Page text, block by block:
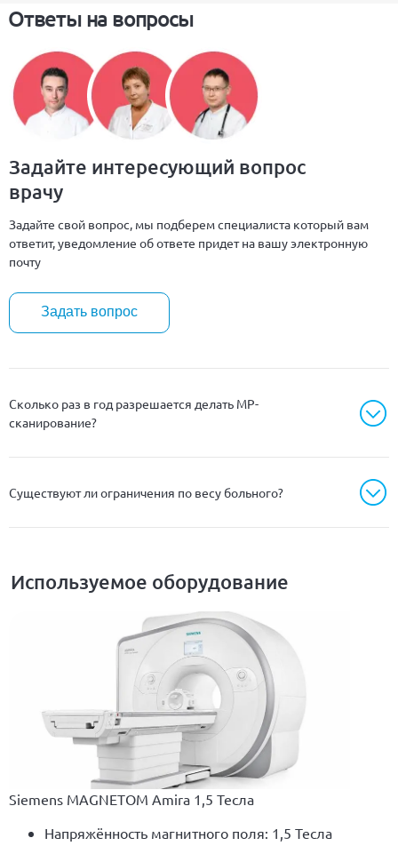
Ответы на вопросы
Сколько раз в год разрешается делать МР-
сканирование?
Существуют ли ограничения по весу больного?
Задайте интересующий вопрос
врачу
Задайте свой вопрос, мы подберем специалиста который вам
ответит, уведомление об ответе придет на вашу электронную
почту
Задать вопрос
Используемое оборудование
Siemens MAGNETOM Amira 1,5 Тесла
Напряжённость магнитного поля: 1,5 Тесла